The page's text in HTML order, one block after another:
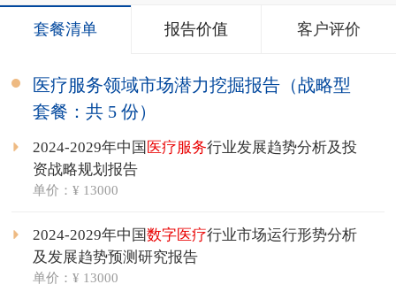
套餐清单 报告价值 客户评价
医疗服务领域市场潜力挖掘报告（战略型
套餐：共 5 份）
2024-2029年中国 医疗服务行业发展趋势分析及投
资战略规划报告
单价：¥ 13000
2024-2029年中国数字医疗行业市场运行形势分析
及发展趋势预测研究报告
单价：¥ 13000